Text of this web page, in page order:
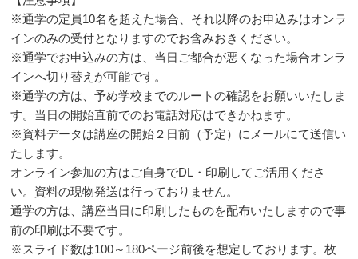
※通学の定員10名を超えた場合、それ以降のお申込みはオンラ
インのみの受付となりますのでお含みおきください。
※通学でお申込みの方は、当日ご都合が悪くなった場合オンラ
インへ切り替えが可能です。
※通学の方は、予め学校までのルートの確認をお願いいたしま
す。当日の開始直前でのお電話対応はできかねます。
※資料データは講座の開始２日前（予定）にメールにて送信い
たします。
オンライン参加の方はご自身でDL・印刷してご活用くださ
い。資料の現物発送は行っておりません。
通学の方は、講座当日に印刷したものを配布いたしますので事
前の印刷は不要です。
※スライド数は100～180ページ前後を想定しております。枚